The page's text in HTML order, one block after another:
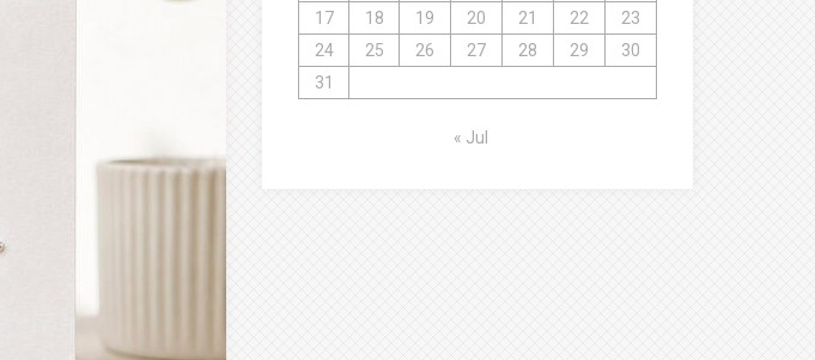
17
18 19 20 21 22
23
24
25 26 27 28 29
30
31
« Jul